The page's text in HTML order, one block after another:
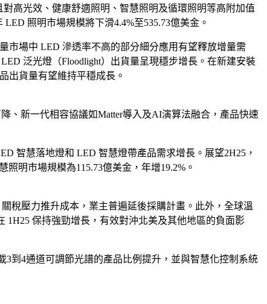
高光效、健康舒適照明、智慧照明及循環照明等高附加值
照明市場規模將下滑4.4%至535.73億美金。
市場中 LED 滲透率不高的部分細分應用有望釋放增量需
泛光燈（Floodlight）出貨量呈現穩步增長。在新建安裝
出貨量有望維持平穩成長。
、新一代相容協議如Matter導入及AI演算法融合，產品快速
智慧落地燈和 LED 智慧燈帶產品需求增長。展望2H25，
明市場規模為115.73億美金，年增19.2%。
稅壓力推升成本，業主普遍延後採購計畫。此外，全球溫
1H25 保持強勁增長，有效對沖北美及其他地區的負面影
3到4通道可調節光譜的產品比例提升，並與智慧化控制系統